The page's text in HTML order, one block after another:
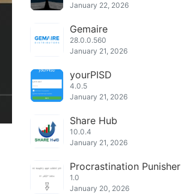
January 22, 2026
Gemaire
28.0.0.560
January 21, 2026
yourPISD
4.0.5
January 21, 2026
Share Hub
10.0.4
January 21, 2026
Procrastination Punisher
1.0
January 20, 2026